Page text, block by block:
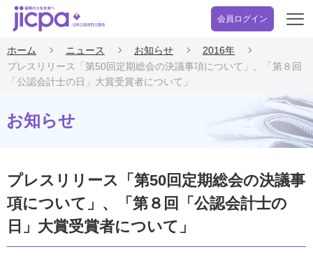
会員ログイン
開
ホーム ニュース お知らせ
2016年
プレスリリース「第50回定期総会の決議事項について」、「第８回
「公認会計士の日」大賞受賞者について」
お知らせ
プレスリリース「第50回定期総会の決議事
項について」、「第８回「公認会計士の
日」大賞受賞者について」